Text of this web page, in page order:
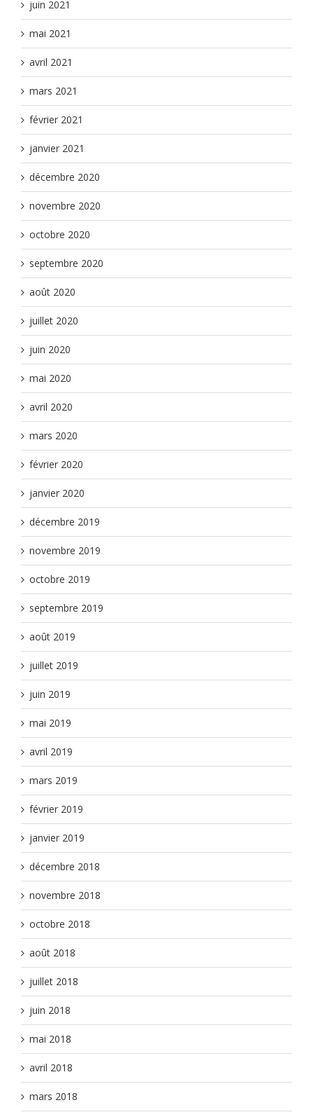
juin 2021
mai 2021
avril 2021
mars 2021
février 2021
janvier 2021
décembre 2020
novembre 2020
octobre 2020
septembre 2020
août 2020
juillet 2020
juin 2020
mai 2020
avril 2020
mars 2020
février 2020
janvier 2020
décembre 2019
novembre 2019
octobre 2019
septembre 2019
août 2019
juillet 2019
juin 2019
mai 2019
avril 2019
mars 2019
février 2019
janvier 2019
décembre 2018
novembre 2018
octobre 2018
août 2018
juillet 2018
juin 2018
mai 2018
avril 2018
mars 2018